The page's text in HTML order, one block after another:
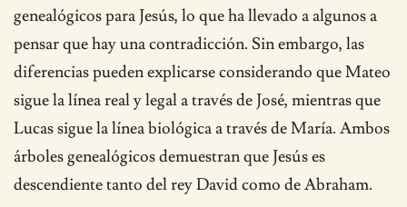
genealógicos para Jesús, lo que ha llevado a algunos a
pensar que hay una contradicción. Sin embargo, las
diferencias pueden explicarse considerando que Mateo
sigue la línea real y legal a través de José, mientras que
Lucas sigue la línea biológica a través de María. Ambos
árboles genealógicos demuestran que Jesús es
descendiente tanto del rey David como de Abraham.